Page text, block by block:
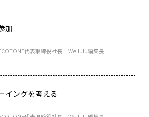
加
代表取締役社長 Wellulu編集長
イングを考える